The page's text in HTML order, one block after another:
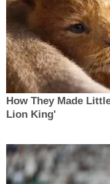
How They Made
Lion King'